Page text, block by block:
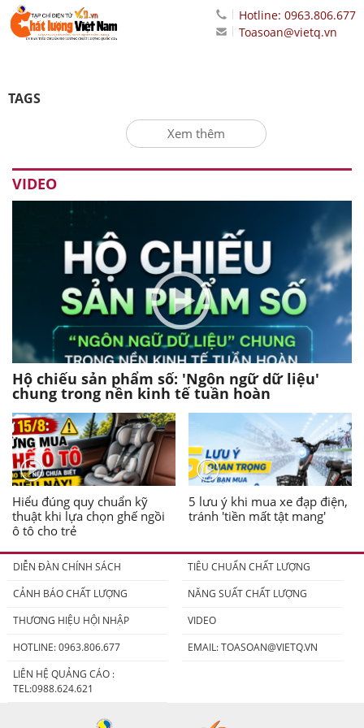
Hotline: 0963.806.677
Toasoan@vietq.vn
TAGS
Xem thêm
VIDEO
Hộ chiếu sản phẩm số: 'Ngôn ngữ dữ liệu'
chung trong nền kinh tế tuần hoàn
Hiểu đúng quy chuẩn kỹ
thuật khi lựa chọn ghế ngồi
ô tô cho trẻ
5 lưu ý khi mua xe đạp điện,
tránh 'tiền mất tật mang'
DIỄN ĐÀN CHÍNH SÁCH
TIÊU CHUẨN CHẤT LƯỢNG
CẢNH BÁO CHẤT LƯỢNG
NĂNG SUẤT CHẤT LƯỢNG
THƯƠNG HIỆU HỘI NHẬP
VIDEO
HOTLINE: 0963.806.677
EMAIL:TOASOAN@VIETQ.VN
LIÊN HỆ QUẢNG CÁO :
TEL:0988.624.621